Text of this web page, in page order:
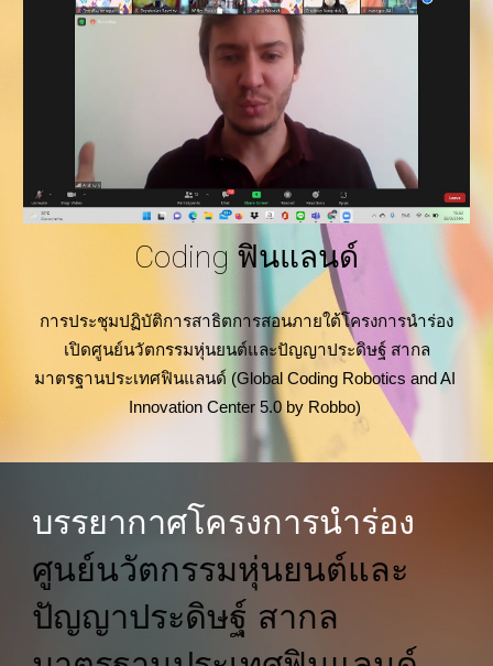
Coding ฟินแลนด์
การประชุมปฏิบัติการสาธิตการสอนภายใต้โครงการนำร่อง
เปิดศูนย์นวัตกรรมหุ่นยนต์และปัญญาประดิษฐ์ สากล
มาตรฐานประเทศฟินแลนด์ (Global Coding Robotics and AI
Innovation Center 5.0 by Robbo)
ศูนย์นวัตกรรมหุ่นยนต์และ
ปัญญาประดิษฐ์ สากล